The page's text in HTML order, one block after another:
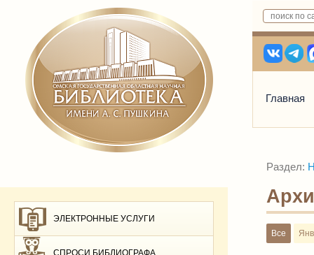
Главная
ЭЛЕКТРОННЫЕ УСЛУГИ
СПРОСИ БИБЛИОГРАФА
Раздел:
Все